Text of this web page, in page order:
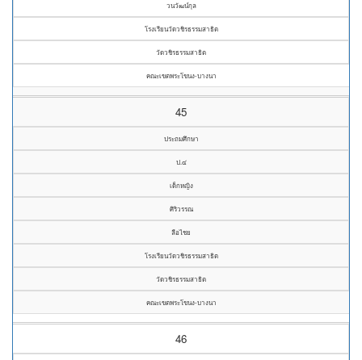
วนวัฒน์กุล
โรงเรียนวัดวชิรธรรมสาธิต
วัดวชิรธรรมสาธิต
คณะเขตพระโขนง-บางนา
45
ประถมศึกษา
ป.๔
เด็กหญิง
ศิริวรรณ
ลือไชย
โรงเรียนวัดวชิรธรรมสาธิต
วัดวชิรธรรมสาธิต
คณะเขตพระโขนง-บางนา
46